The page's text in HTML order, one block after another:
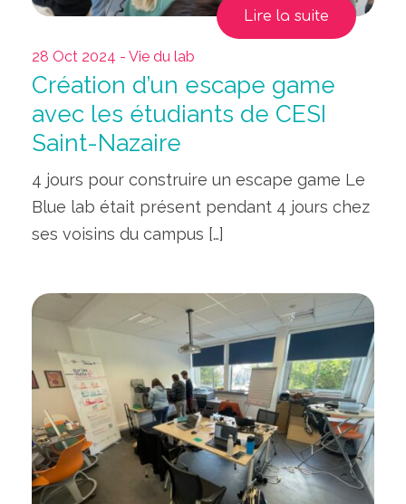
Lire la suite
28 Oct 2024 - Vie du lab
Création d’un escape game
avec les étudiants de CESI
Saint-Nazaire
4 jours pour construire un escape game Le
Blue lab était présent pendant 4 jours chez
ses voisins du campus […]